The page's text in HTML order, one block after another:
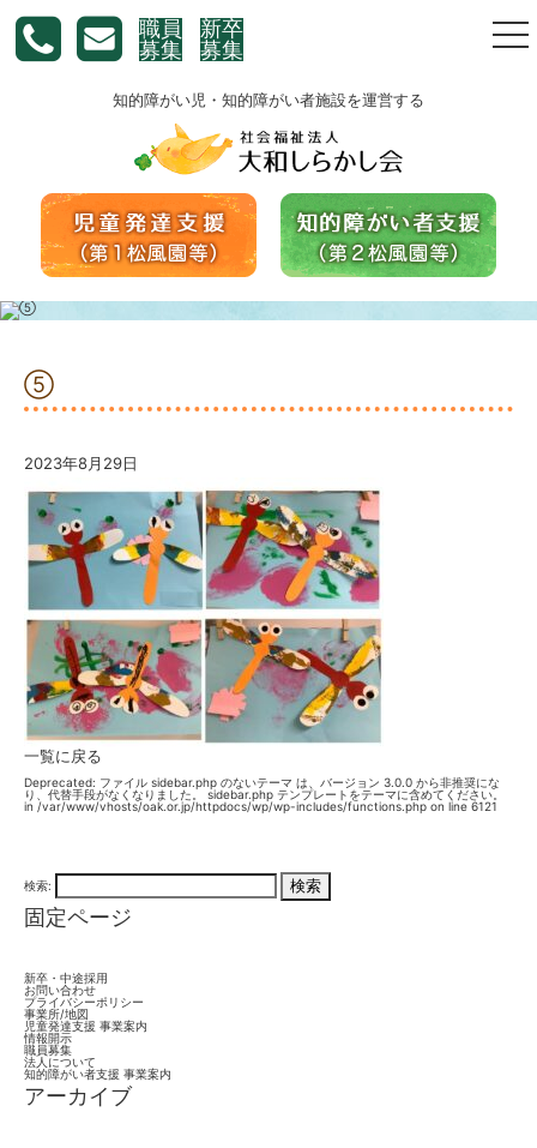
職員
募集
新卒
募集
知的障がい児・知的障がい者施設を運営する
⑤
2023年8月29日
一覧に戻る
Deprecated: ファイル sidebar.php のないテーマ は、バージョン 3.0.0 から非推奨にな
り、代替手段がなくなりました。 sidebar.php テンプレートをテーマに含めてください。
in /var/www/vhosts/oak.or.jp/httpdocs/wp/wp-includes/functions.php on line 6121
検索:
固定ページ
新卒・中途採用
お問い合わせ
プライバシーポリシー
事業所/地図
児童発達支援 事業案内
情報開示
職員募集
法人について
知的障がい者支援 事業案内
アーカイブ